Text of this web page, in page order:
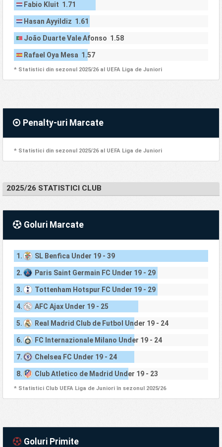
Fabio Kluit 1.71
Hasan Ayyildiz 1.61
João Duarte Vale Afonso 1.58
Rafael Oya Mesa 1.57
* Statistici din sezonul 2025/26 al UEFA Liga de Juniori
Penalty-uri Marcate
* Statistici din sezonul 2025/26 al UEFA Liga de Juniori
2025/26 STATISTICI CLUB
Goluri Marcate
1. SL Benfica Under 19 - 39
2. Paris Saint Germain FC Under 19 - 29
3. Tottenham Hotspur FC Under 19 - 29
4. AFC Ajax Under 19 - 25
5. Real Madrid Club de Futbol Under 19 - 24
6. FC Internazionale Milano Under 19 - 24
7. Chelsea FC Under 19 - 24
8. Club Atletico de Madrid Under 19 - 23
* Statistici Club UEFA Liga de Juniori în sezonul 2025/26
Goluri Primite